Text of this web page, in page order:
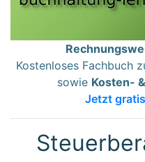
Kostenloses Fachbuch
sowie Kosten-
Jetzt